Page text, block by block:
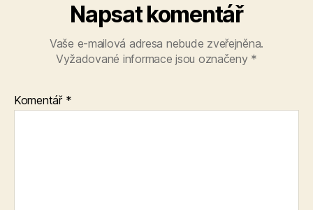
Napsat komentář
Vaše e-mailová adresa nebude zveřejněna.
Vyžadované informace jsou označeny *
Komentář *